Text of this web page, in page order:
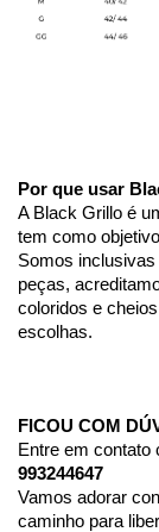
Por que usar
A Black Grillo é
tem como
Somos
peças,
coloridos e
escolhas.
FICOU COM
Entre em contato
993244647
Vamos adorar
caminho para